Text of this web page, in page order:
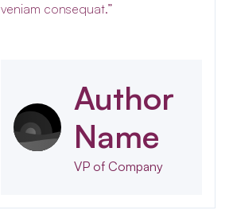
veniam consequat.”
Author
Name
VP of Company